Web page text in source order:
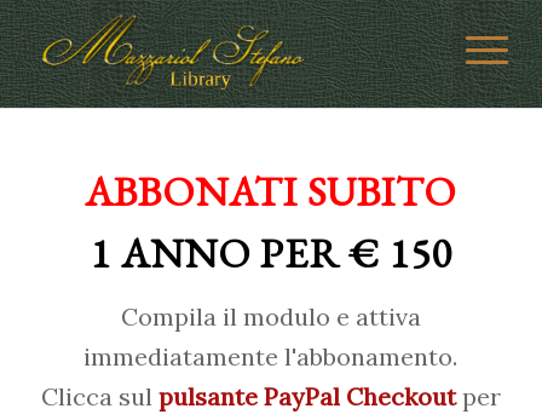
ABBONATI SUBITO
1 ANNO PER € 150
Compila il modulo e attiva
immediatamente l'abbonamento.
Clicca sul pulsante PayPal Checkoutper